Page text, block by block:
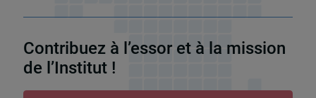
Contribuez à l’essor et à la mission
de l’Institut !